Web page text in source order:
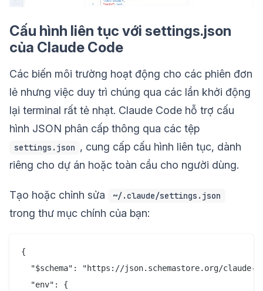
Cấu hình liên tục với settings.json
của Claude Code
Các biến môi trường hoạt động cho các phiên đơn
lẻ nhưng việc duy trì chúng qua các lần khởi động
lại terminal rất tẻ nhạt. Claude Code hỗ trợ cấu
hình JSON phân cấp thông qua các tệp
settings.json , cung cấp cấu hình liên tục, dành
riêng cho dự án hoặc toàn cầu cho người dùng.
Tạo hoặc chỉnh sửa ~/.claude/settings.json
trong thư mục chính của bạn:
{
"$schema": "https://json.schemastore.org/claude-
  "env": {